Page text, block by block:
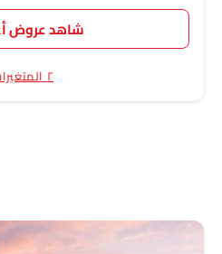
شاهد
٢ المتغيرات